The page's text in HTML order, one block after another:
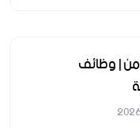
| وظائف